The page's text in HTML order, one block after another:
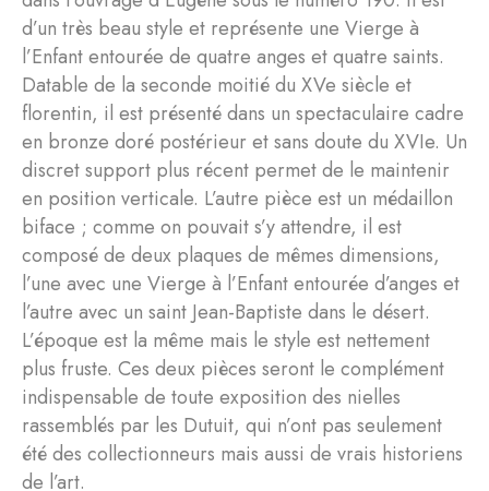
d’un très beau style et représente une Vierge à
l’Enfant entourée de quatre anges et quatre saints.
Datable de la seconde moitié du XVe siècle et
florentin, il est présenté dans un spectaculaire cadre
en bronze doré postérieur et sans doute du XVIe. Un
discret support plus récent permet de le maintenir
en position verticale. L’autre pièce est un médaillon
biface ; comme on pouvait s’y attendre, il est
composé de deux plaques de mêmes dimensions,
l’une avec une Vierge à l’Enfant entourée d’anges et
l’autre avec un saint Jean-Baptiste dans le désert.
L’époque est la même mais le style est nettement
plus fruste. Ces deux pièces seront le complément
indispensable de toute exposition des nielles
rassemblés par les Dutuit, qui n’ont pas seulement
été des collectionneurs mais aussi de vrais historiens
de l’art.